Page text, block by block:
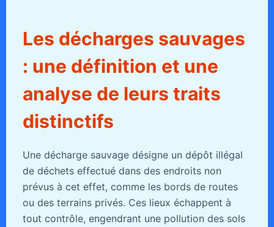
Les décharges sauvages
: une définition et une
analyse de leurs traits
distinctifs
Une décharge sauvage désigne un dépôt illégal
de déchets effectué dans des endroits non
prévus à cet effet, comme les bords de routes
ou des terrains privés. Ces lieux échappent à
tout contrôle, engendrant une pollution des sols